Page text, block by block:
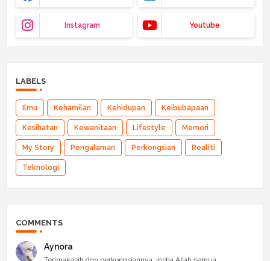
Instagram Youtube
LABELS
Ilmu Kehamilan Kehidupan Keibubapaan
Kesihatan Kewanitaan Lifestyle Memori
My Story Pengalaman Perkongsian Realiti
Teknologi
COMMENTS
Aynora